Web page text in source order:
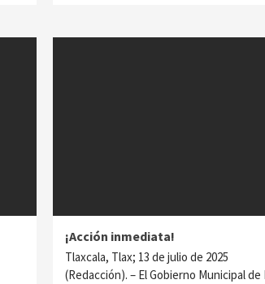
¡Acción inmediata!
Tlaxcala, Tlax; 13 de julio de 2025
(Redacción). – El Gobierno Municipal de